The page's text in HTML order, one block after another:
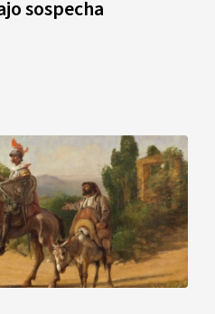
sospecha